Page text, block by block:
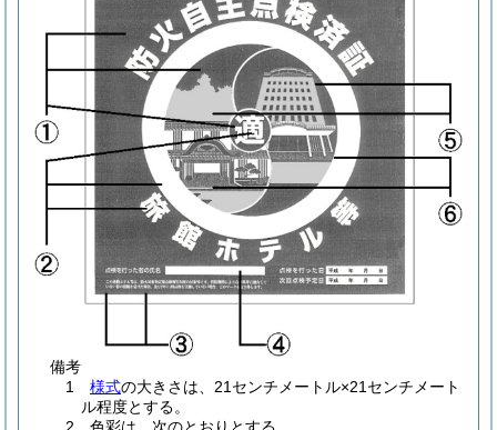
備考
1 様式の大きさは、 21センチメートル×21センチメート
ル程度とする。